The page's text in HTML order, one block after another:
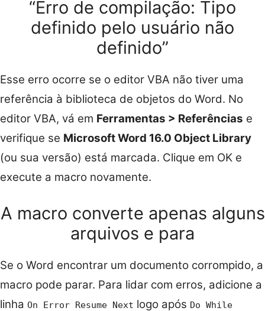
“Erro de compilação: Tipo
definido pelo usuário não
definido”
Esse erro ocorre se o editor VBA não tiver uma
referência à biblioteca de objetos do Word. No
editor VBA, vá em Ferramentas > Referências e
verifique se Microsoft Word 16.0 Object Library
(ou sua versão) está marcada. Clique em OK e
execute a macro novamente.
A macro converte apenas alguns
arquivos e para
Se o Word encontrar um documento corrompido, a
macro pode parar. Para lidar com erros, adicione a
linha On Error Resume Next logo após Do While